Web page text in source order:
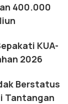
400.000
KUA-
2026
Berstatus
Tantangan